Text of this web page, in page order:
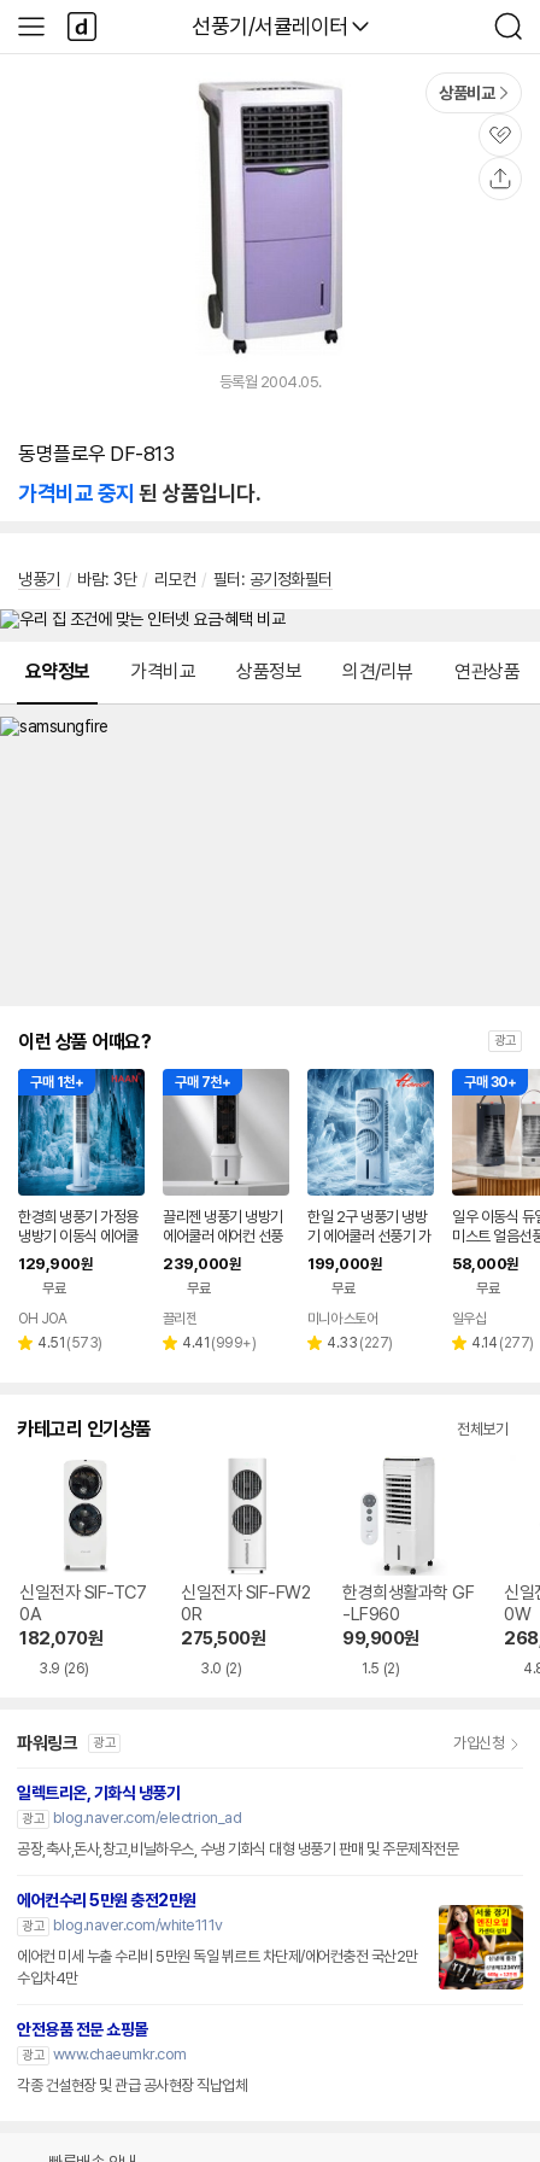
다나와
선풍기/서큘레이터
검
색
사
이
다
나
와
상품비교
관
심
등록월 2004.05.
동명플로우 DF-813
가격비교 중지 된 상품입니다.
냉풍기 / 바람: 3단 / 리모컨 / 필터: 공기정화필터
요약정보 가격비교 상품정보 의견/리뷰 연관상품
이런 상품 어때요? 광고
구매 1천+
한경희 냉풍기 가정용
냉방기 이동식 에어쿨
러 26년형 초절전 AI
음성인식 에어컨 선풍
129,900원
무료
페이
OH JOA
별 4.51 리
(573)
구매 7천+
끌리젠 냉풍기 냉방기
에어쿨러 에어컨 선풍
기 가정용 업소용 산업
용 이동식 냉각 얼음
239,000원
무료
끌리젠
별 4.41 리
(999+)
한일 2구 냉풍기 냉방
기 에어쿨러 선풍기 가
정용 업소용 산업용 이
동식
199,000원
무료
미니아 스토어
별 4.33 리
(227)
구매 30+
일우 이동식 듀
미스트 얼음선
어쿨러 미니냉
동회전 IW-
58,000원
무료
일우샵
별 4.14 리
(277)
카테고리 인기상품 전체보기
신일전자 SIF-TC7
0A
182,070원
3.9 (26)
신일전자 SIF-FW2
0R
275,500원
3.0 (2)
한경희생활과학 GF
-LF960
99,900원
1.5 (2)
신
0W
파워링크 광고 가입신청
일렉트리온, 기화식 냉풍기
광고
blog.naver.com/electrion_ad
공장,축사,돈사,창고,비닐하우스, 수냉 기화식 대형 냉풍기 판매 및 주문제작전문
에어컨수리 5만원 충전2만원
광고
blog.naver.com/white111v
에어컨 미세 누출 수리비 5만원 독일 뷔르트 차단제/에어컨충전 국산2만
수입차4만
안전용품 전문 쇼핑몰
광고 www.chaeumkr.com
각종 건설현장 및 관급 공사현장 직납업체